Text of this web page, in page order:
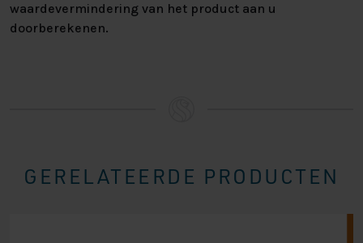
waardevermindering van het product aan u
doorberekenen.
GERELATEERDE PRODUCTEN